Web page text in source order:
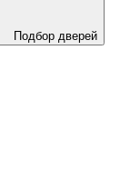
Подбор дверей